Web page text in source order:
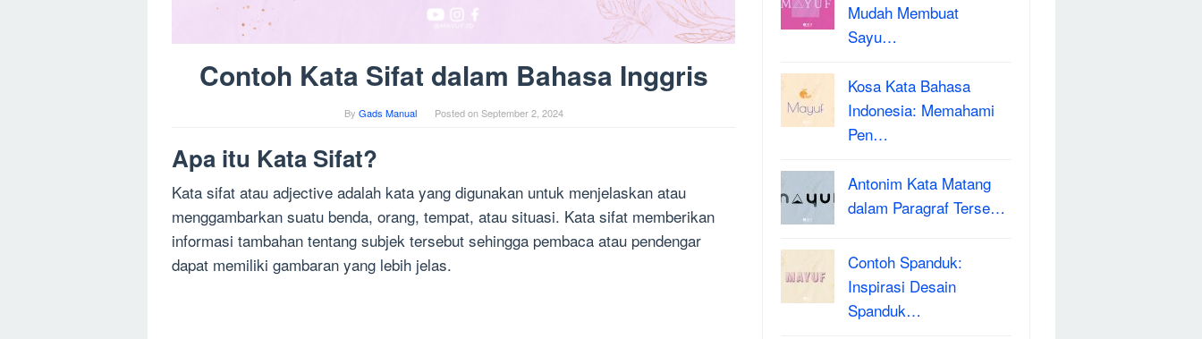
Contoh Kata Sifat dalam Bahasa Inggris
By Gads Manual Posted onSeptember 2, 2024
Apa itu Kata Sifat?
Kata sifat atau adjective adalah kata yang digunakan untuk menjelaskan atau
menggambarkan suatu benda, orang, tempat, atau situasi. Kata sifat memberikan
informasi tambahan tentang subjek tersebut sehingga pembaca atau pendengar
dapat memiliki gambaran yang lebih jelas.
Mudah Membuat
Sayu…
Kosa Kata Bahasa
Indonesia: Memahami
Pen…
Antonim Kata Matang
dalam Paragraf Terse…
Contoh Spanduk:
Inspirasi Desain
Spanduk…